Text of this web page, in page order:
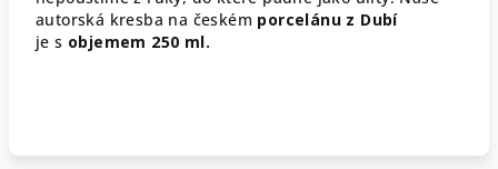
autorská kresba na českém porcelánu z Dubí
je s objemem 250 ml.